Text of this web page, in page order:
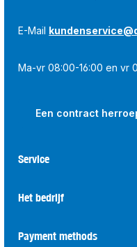
E-Mail
Ma-vr 08:00-16:00 en vr
Een contract
Service
Het bedrijf
Payment methods